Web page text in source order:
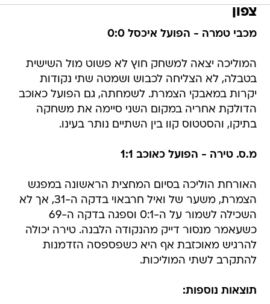
צפון
מכבי טמרה - הפועל איכסל 0:0
המוליכה יצאה למשחק חוץ לא פשוט מול השישית
בטבלה, לא הצליחה לכבוש ושמטה שתי נקודות
יקרות במאבקי הצמרת. לשמחתה, גם הפועל כאוכב
הדולקת אחריה במקום השני סיימה את משחקה
בתיקו, והסטטוס קוו בין השתיים נותר בעינו.
מ.ס. טירה - הפועל כאוכב 1:1
האורחת הוליכה בסיום המחצית הראשונה במפגש
הצמרת, משער של ואיל חרבאוי בדקה ה-31, אך לא
השכילה לשמור על ה-0:1 וספגה בדקה ה-69
כשעאמר מנסור דייק מהנקודה הלבנה. טירה יכולה
להרגיש מאוכזבת אף היא כשפספסה הזדמנות
להתקרב לשתי המוליכות.
תוצאות נוספות: